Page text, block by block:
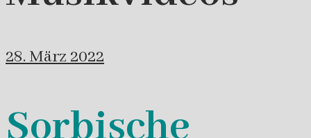
28. März 2022
Sorbische